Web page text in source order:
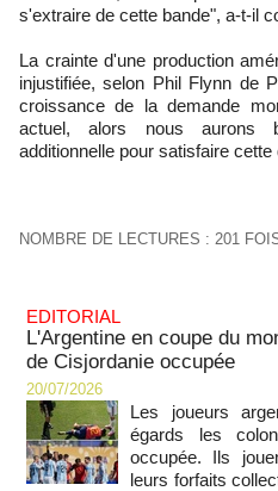
s'extraire de cette bande", a-t-il
La crainte d'une production
injustifiée, selon Phil Flynn de
croissance de la demande
actuel, alors nous aurons
additionnelle pour satisfaire
NOMBRE DE LECTURES : 201
EDITORIAL
L'Argentine en coupe du
de Cisjordanie occupée
20/07/2026
Les joueurs
égards les
occupée. Ils
leurs forfaits